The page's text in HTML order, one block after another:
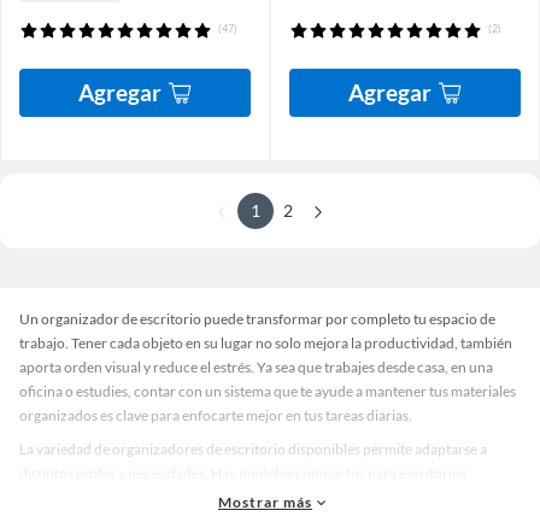
(47)
Agregar
(2)
Agregar
1 2
Un organizador de escritorio puede transformar por completo tu espacio de
trabajo. Tener cada objeto en su lugar no solo mejora la productividad, también
aporta orden visual y reduce el estrés. Ya sea que trabajes desde casa, en una
oficina o estudies, contar con un sistema que te ayude a mantener tus materiales
organizados es clave para enfocarte mejor en tus tareas diarias.
La variedad de organizadores de escritorio disponibles permite adaptarse a
pequeños, opciones modulares que se ajustan al espacio, y diseños verticales
Mostrar más